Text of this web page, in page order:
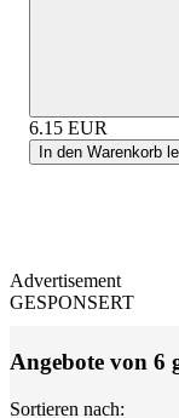
6.15 EUR
In den Warenkorb
Advertisement
GESPONSERT
Angebote von 6
Sortieren nach: